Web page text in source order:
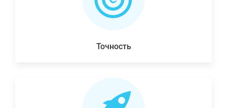
Точность